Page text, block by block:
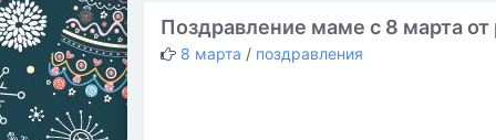
Поздравление маме с 8 марта от
8 марта / поздравления